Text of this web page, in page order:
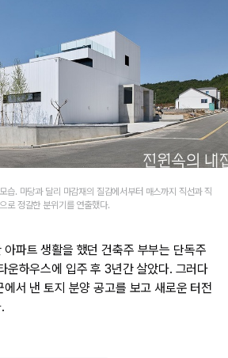
습. 마당과 달리 마감재의 질감에서부터 매스까지 직선과 직
로 정갈한 분위기를 연출했다.
파트 생활을 했던 건축주 부부는 단독주
운하우스에 입주 후 3년간 살았다. 그러다
서 낸 토지 분양 공고를 보고 새로운 터전